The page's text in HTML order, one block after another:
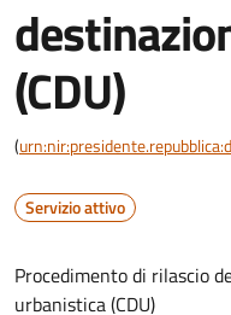
(CDU)
(
Servizio attivo
Procedimento di rilascio
urbanistica (CDU)